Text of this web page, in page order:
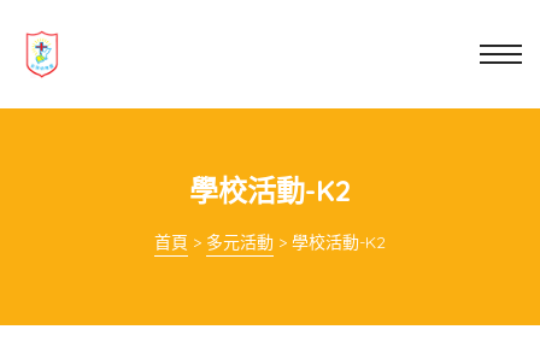
學校活動-K2
首頁 > 多元活動 > 學校活動-K2
教育